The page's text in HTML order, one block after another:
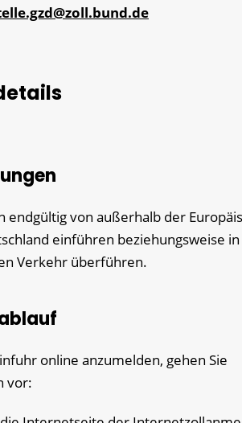
endgültig von außerhalb der
einführen beziehungsweise
Verkehr überführen.
online anzumelden, gehen Sie
vor: